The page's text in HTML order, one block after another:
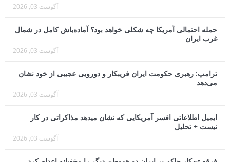
آگوست 03, 2026
حمله احتمالی آمریکا چه شکلی خواهد بود؟ آماده‌باش کامل در شمال
غرب ایران
آگوست 03, 2026
ترامپ: رهبری حکومت ایران فریبکار و دورویی عجیبی از خود نشان
می‌دهد
آگوست 03, 2026
ایمیل اطلاعاتی افسر آمریکایی که نشان میدهد مذاکراتی در کار
نیست + تحلیل
آگوست 03, 2026